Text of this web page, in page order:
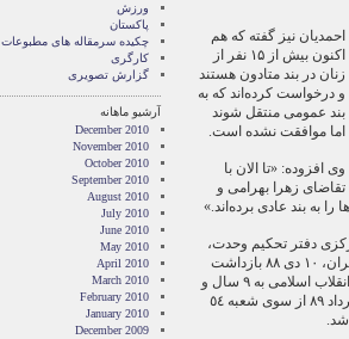
احمدیان نیز گفته که هم
اکنون بیش از ۱۵ نفر از
زنان در بند متادون هستند
و درخواست کرده‌اند که به
بند عمومی منتقل شوند
اما موافقت نشده است.
وی افزوده: «تا الان با
تقاضای زهرا بهرامی و
به بند عادی برده‌اند.»
دفتر تحکیم وحدت،
بزرگ‌ترین تشکل دانشجویی در ایران، ١٠ دی ٨٨ بازداشت
شد. وی از سوی شعبه ٢٨ دادگاه انقلاب اسلامی به ٩ سال و
نیم حبس محکوم شد. این حکم مرداد ٨٩ از سوی شعبه ٥٤
شد.
ورزش
پاکستان
چکیده سرمقاله های مطبوعات
کارگری
گزارش تصويری
آرشیو ماهانه
December 2010
November 2010
October 2010
September 2010
August 2010
July 2010
June 2010
May 2010
April 2010
March 2010
February 2010
January 2010
December 2009